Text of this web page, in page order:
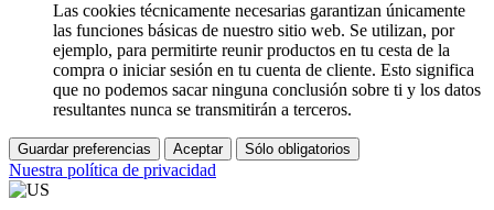
Las cookies técnicamente necesarias garantizan únicamente
las funciones básicas de nuestro sitio web. Se utilizan, por
ejemplo, para permitirte reunir productos en tu cesta de la
compra o iniciar sesión en tu cuenta de cliente. Esto significa
que no podemos sacar ninguna conclusión sobre ti y los datos
resultantes nunca se transmitirán a terceros.
Guardar preferencias Aceptar Sólo obligatorios
Nuestra política de privacidad